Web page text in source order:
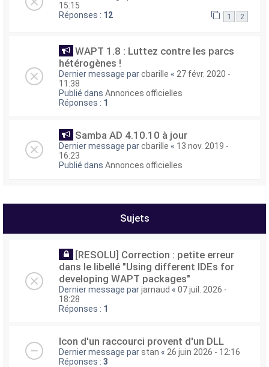
15:15
Réponses : 12 1 2
WAPT 1.8 : Luttez contre les parcs
hétérogènes !
Dernier message parcbarille « 27 févr. 2020 -
11:38
Publié dans Annonces officielles
Réponses : 1
Samba AD 4.10.10 à jour
Dernier message parcbarille « 13 nov. 2019 -
16:23
Publié dans Annonces officielles
Sujets
[RESOLU] Correction : petite erreur
dans le libellé "Using different IDEs for
developing WAPT packages"
Dernier message parjarnaud « 07 juil. 2026 -
18:28
Réponses : 1
Icon d'un raccourci provent d'un DLL
Dernier message par stan « 26 juin 2026 - 12:16
Réponses : 3